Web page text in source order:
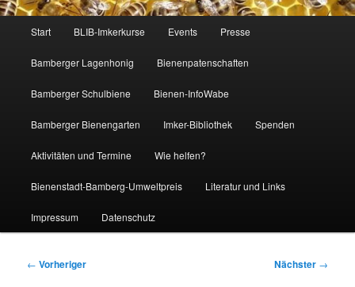
Start BLIB-Imkerkurse Events Presse
Bamberger Lagenhonig Bienenpatenschaften
Bamberger Schulbiene Bienen-InfoWabe
Bamberger Bienengarten Imker-Bibliothek Spenden
Aktivitäten und Termine Wie helfen?
Bienenstadt-Bamberg-Umweltpreis Literatur und Links
Impressum Datenschutz
Beitragsnavigation
← Vorheriger Nächster →